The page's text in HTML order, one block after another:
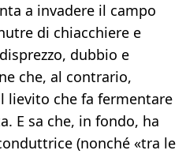
a invadere il campo
di chiacchiere e
dubbio e
che, al contrario,
lievito che fa fermentare
E sa che, in fondo, ha
(nonché «tra le